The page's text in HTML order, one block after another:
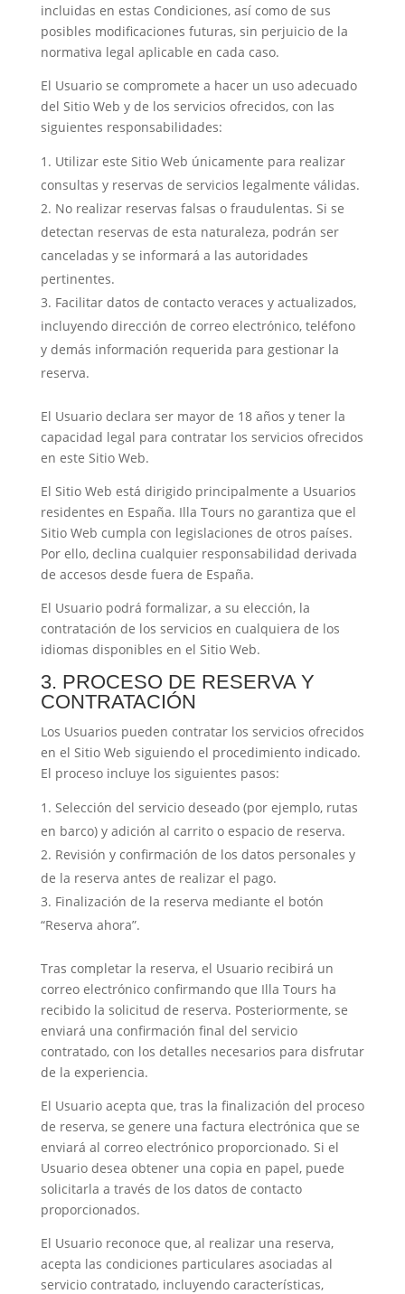
incluidas en estas Condiciones, así como de sus
posibles modificaciones futuras, sin perjuicio de la
normativa legal aplicable en cada caso.
El Usuario se compromete a hacer un uso adecuado
del Sitio Web y de los servicios ofrecidos, con las
siguientes responsabilidades:
Utilizar este Sitio Web únicamente para realizar
consultas y reservas de servicios legalmente válidas.
No realizar reservas falsas o fraudulentas. Si se
detectan reservas de esta naturaleza, podrán ser
canceladas y se informará a las autoridades
pertinentes.
Facilitar datos de contacto veraces y actualizados,
incluyendo dirección de correo electrónico, teléfono
y demás información requerida para gestionar la
reserva.
El Usuario declara ser mayor de 18 años y tener la
capacidad legal para contratar los servicios ofrecidos
en este Sitio Web.
El Sitio Web está dirigido principalmente a Usuarios
residentes en España. Illa Tours no garantiza que el
Sitio Web cumpla con legislaciones de otros países.
Por ello, declina cualquier responsabilidad derivada
de accesos desde fuera de España.
El Usuario podrá formalizar, a su elección, la
contratación de los servicios en cualquiera de los
idiomas disponibles en el Sitio Web.
3. PROCESO DE RESERVA Y
CONTRATACIÓN
Los Usuarios pueden contratar los servicios ofrecidos
en el Sitio Web siguiendo el procedimiento indicado.
El proceso incluye los siguientes pasos:
Selección del servicio deseado (por ejemplo, rutas
en barco) y adición al carrito o espacio de reserva.
Revisión y confirmación de los datos personales y
de la reserva antes de realizar el pago.
Finalización de la reserva mediante el botón
“Reserva ahora”.
Tras completar la reserva, el Usuario recibirá un
correo electrónico confirmando que Illa Tours ha
recibido la solicitud de reserva. Posteriormente, se
enviará una confirmación final del servicio
contratado, con los detalles necesarios para disfrutar
de la experiencia.
El Usuario acepta que, tras la finalización del proceso
de reserva, se genere una factura electrónica que se
enviará al correo electrónico proporcionado. Si el
Usuario desea obtener una copia en papel, puede
solicitarla a través de los datos de contacto
proporcionados.
El Usuario reconoce que, al realizar una reserva,
acepta las condiciones particulares asociadas al
servicio contratado, incluyendo características,